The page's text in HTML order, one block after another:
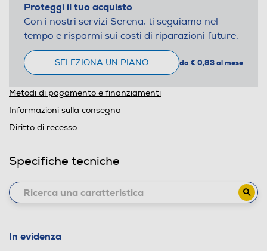
Proteggi il tuo acquisto
Con i nostri servizi Serena, ti seguiamo nel
tempo e risparmi sui costi di riparazioni future.
SELEZIONA UN PIANO da € 0,83 al mese
Metodi di pagamento e finanziamenti
Informazioni sulla consegna
Diritto di recesso
Specifiche tecniche
In evidenza